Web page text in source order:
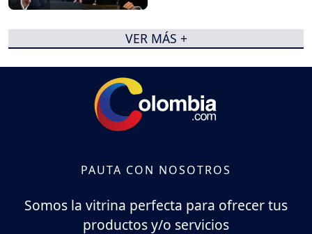
VER MÁS +
PAUTA CON NOSOTROS
Somos la vitrina perfecta para ofrecer tus
productos y/o servicios